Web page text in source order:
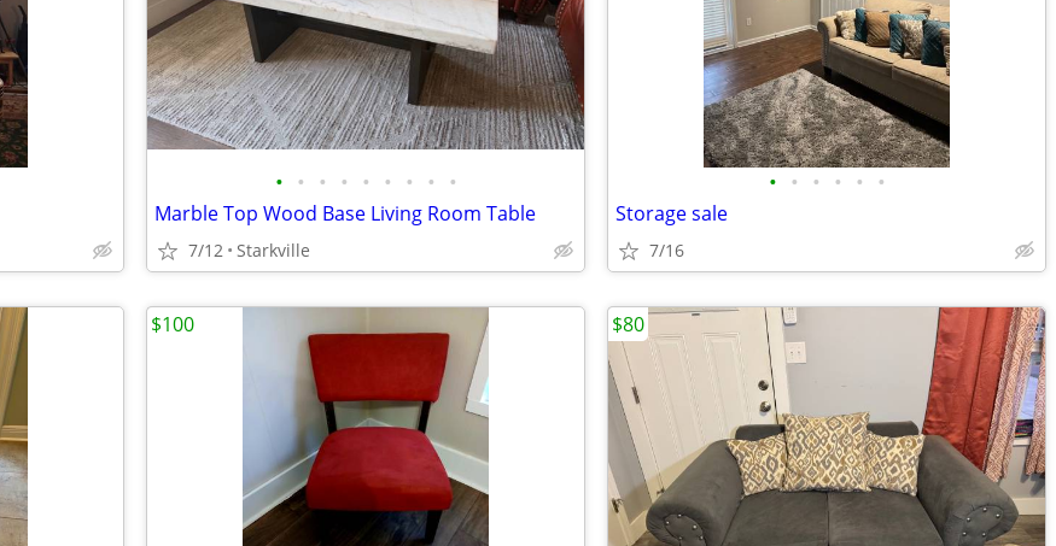
• • • • • • • • •
Marble Top Wood Base Living Room Table
7/12 Starkville
• • • • • •
Storage sale
7/16
$100 $80